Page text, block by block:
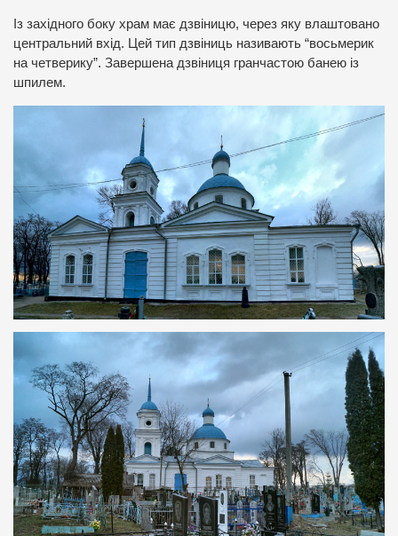
Із західного боку храм має дзвіницю, через яку влаштовано
центральний вхід. Цей тип дзвіниць називають “восьмерик
на четверику”. Завершена дзвіниця гранчастою банею із
шпилем.